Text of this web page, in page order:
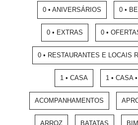
0 • ANIVERSÁRIOS 0 •
0 • EXTRAS 0 •
0 • RESTAURANTES E LOCAIS
1 • CASA 1 • CASA
ACOMPANHAMENTOS
ARROZ BATATAS